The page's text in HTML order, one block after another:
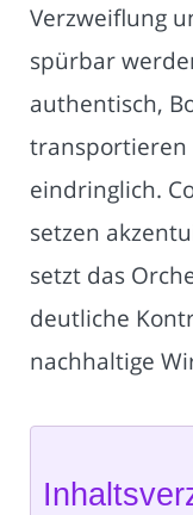
Verzweiflung
spürbar
authentisch,
transportieren
eindringlich.
setzen
setzt das
deutliche
nachhaltige